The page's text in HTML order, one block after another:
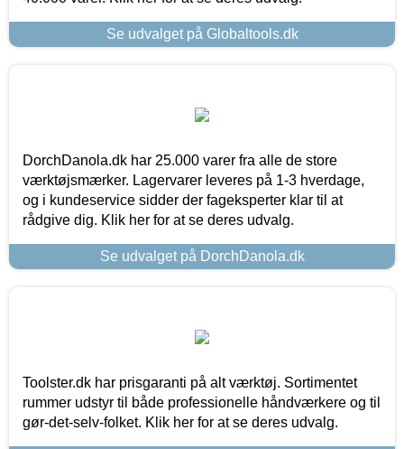
Se udvalget på Globaltools.dk
DorchDanola.dk har 25.000 varer fra alle de store
værktøjsmærker. Lagervarer leveres på 1-3 hverdage,
og i kundeservice sidder der fageksperter klar til at
rådgive dig. Klik her for at se deres udvalg.
Se udvalget på DorchDanola.dk
Toolster.dk har prisgaranti på alt værktøj. Sortimentet
rummer udstyr til både professionelle håndværkere og til
gør-det-selv-folket. Klik her for at se deres udvalg.